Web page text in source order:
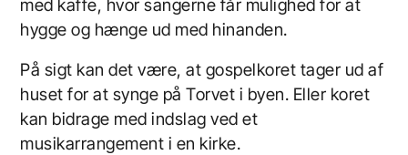
med kaffe, hvor sangerne får mulighed for at
hygge og hænge ud med hinanden.
På sigt kan det være, at gospelkoret tager ud af
huset for at synge på Torvet i byen. Eller koret
kan bidrage med indslag ved et
musikarrangement i en kirke.